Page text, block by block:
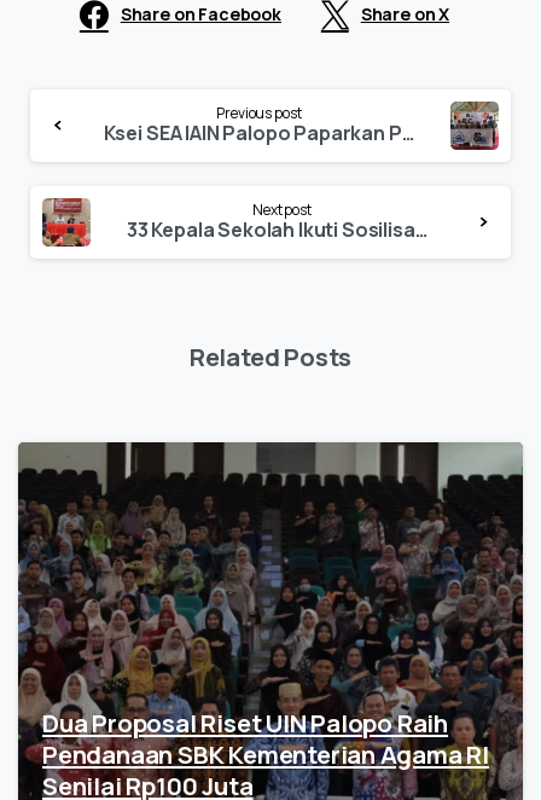
Share on Facebook Share on X
Reading
Previous post
Ksei SEA IAIN Palopo Paparkan Paper di FGD FoSSEI Sulselbar & Papua di Polman
Next post
33 Kepala Sekolah Ikuti Sosilisasi Penerimaan Maba IAIN Palopo Tahun 2020
Related Posts
Dua Proposal Riset UIN Palopo Raih
Pendanaan SBK Kementerian Agama RI
Senilai Rp100 Juta